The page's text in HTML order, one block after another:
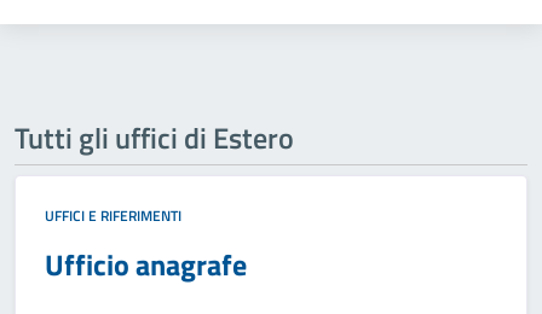
Tutti gli uffici di Estero
UFFICI E RIFERIMENTI
Ufficio anagrafe